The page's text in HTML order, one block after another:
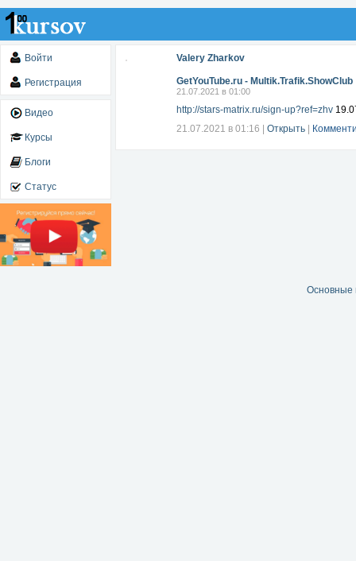
Войти
Регистрация
Видео
Курсы
Блоги
Статус
Valery Zharkov
GetYouTube.ru - Multik.Trafik.ShowClub
21.07.2021 в 01:00
http://stars-matrix.ru/sign-up?ref=zhv
21.07.2021 в 01:16
Открыть
Основные